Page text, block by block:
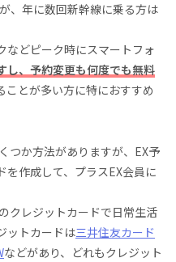
、年に数回新幹線に乗る方は
などピーク時にスマートフォ
し、予約変更も何度でも無料
ことが多い方に特におすすめ
つか方法がありますが、EX予
作成して、プラスEX会員に
クレジットカードで日常生活
ットカードは三井住友カード
などがあり、どれもクレジット